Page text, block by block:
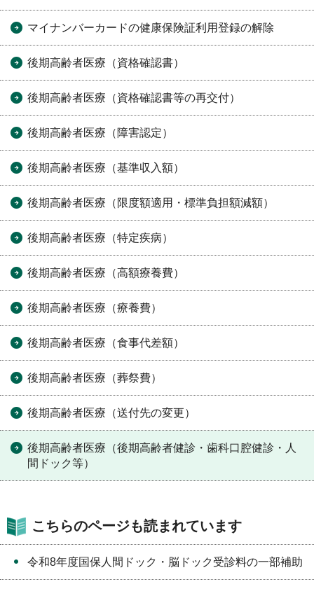
マイナンバーカードの健康保険証利用登録の解除
後期高齢者医療（資格確認書）
後期高齢者医療（資格確認書等の再交付）
後期高齢者医療（障害認定）
後期高齢者医療（基準収入額）
後期高齢者医療（限度額適用・標準負担額減額）
後期高齢者医療（特定疾病）
後期高齢者医療（高額療養費）
後期高齢者医療（療養費）
後期高齢者医療（食事代差額）
後期高齢者医療（葬祭費）
後期高齢者医療（送付先の変更）
後期高齢者医療（後期高齢者健診・歯科口腔健診・人
間ドック等）
こちらのページも読まれています
令和8年度国保人間ドック・脳ドック受診料の一部補助